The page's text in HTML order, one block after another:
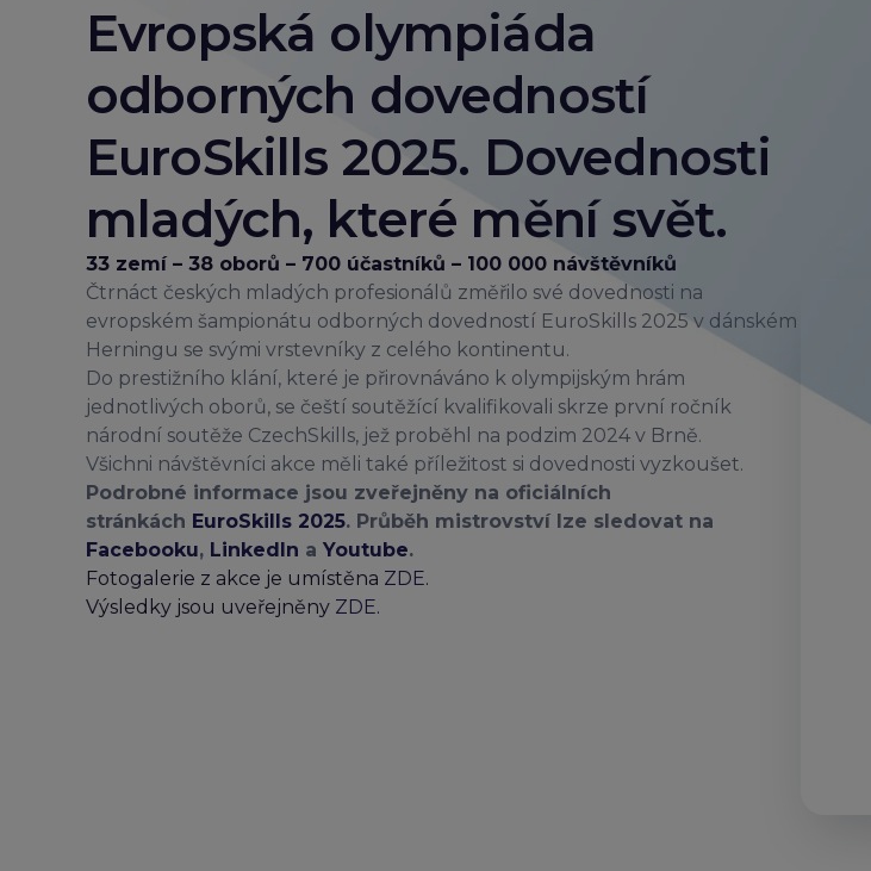
Evropská olympiáda
odborných dovedností
EuroSkills 2025. Dovednosti
mladých, které mění svět.
33 zemí – 38 oborů – 700 účastníků – 100 000 návštěvníků
Čtrnáct českých mladých profesionálů změřilo své dovednosti na
evropském šampionátu odborných dovedností EuroSkills 2025 v dánském
Herningu se svými vrstevníky z celého kontinentu.
Do prestižního klání, které je přirovnáváno k olympijským hrám
jednotlivých oborů, se čeští soutěžící kvalifikovali skrze první ročník
národní soutěže CzechSkills, jež proběhl na podzim 2024 v Brně.
Všichni návštěvníci akce měli také příležitost si dovednosti vyzkoušet.
Podrobné informace jsou zveřejněny na oficiálních
stránkách EuroSkills 2025. Průběh mistrovství lze sledovat na
Facebooku, LinkedIn a Youtube.
Fotogalerie z akce je umístěna ZDE.
Výsledky jsou uveřejněny ZDE.